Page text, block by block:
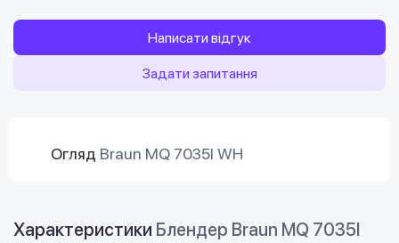
Написати відгук
Задати запитання
Огляд Braun MQ 7035I WH
Характеристики Блендер Braun MQ 7035I